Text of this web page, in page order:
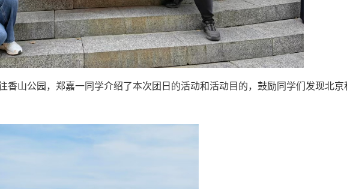
山公园，郑嘉一同学介绍了本次团日的活动和活动目的，鼓励同学们发现北京